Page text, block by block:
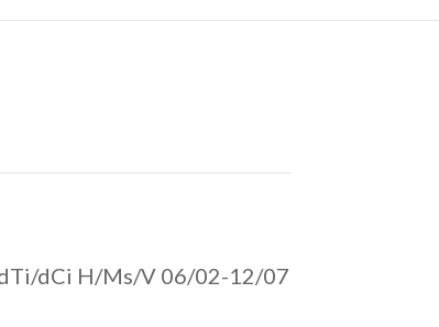
dCi H/Ms/V 06/02-12/07